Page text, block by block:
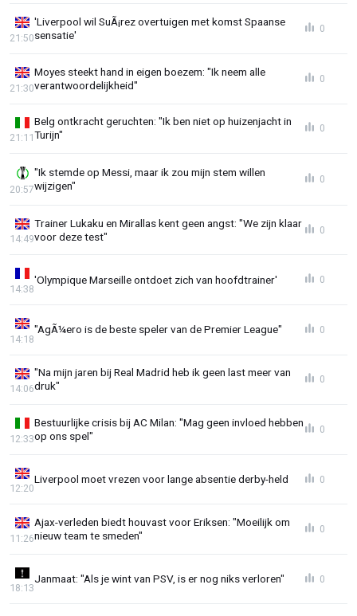
'Liverpool wil SuÃ¡rez overtuigen met komst Spaanse
sensatie'
21:50
0
Moyes steekt hand in eigen boezem: "Ik neem alle
verantwoordelijkheid"
21:30
0
Belg ontkracht geruchten: "Ik ben niet op huizenjacht in
Turijn"
21:11
0
"Ik stemde op Messi, maar ik zou mijn stem willen
wijzigen"
20:57
0
Trainer Lukaku en Mirallas kent geen angst: "We zijn klaar
voor deze test"
14:49
0
'Olympique Marseille ontdoet zich van hoofdtrainer'
14:38
0
"AgÃ¼ero is de beste speler van de Premier League"
14:18
0
"Na mijn jaren bij Real Madrid heb ik geen last meer van
druk"
14:06
0
Bestuurlijke crisis bij AC Milan: "Mag geen invloed hebben
op ons spel"
12:33
0
Liverpool moet vrezen voor lange absentie derby-held
12:20
0
Ajax-verleden biedt houvast voor Eriksen: "Moeilijk om
nieuw team te smeden"
11:26
0
Janmaat: "Als je wint van PSV, is er nog niks verloren"
18:13
0